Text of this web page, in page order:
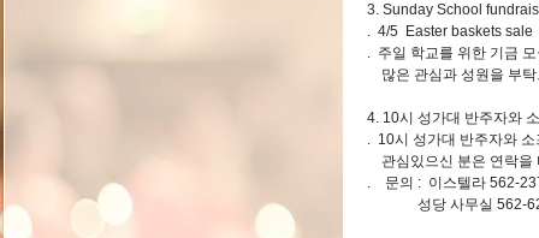
3. Sunday School
. 4/5 Easter baskets sale
. 주일 학교를 위한 기금
많은 관심과 성원을 부탁
4. 10시 성가대 반주자와
. 10시 성가대 반주자와
관심있으신 분은 연락을
. 문의 : 이스텔라 562-
성당 사무실 562-